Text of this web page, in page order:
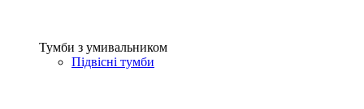
Тумби з умивальником
Підвісні тумби